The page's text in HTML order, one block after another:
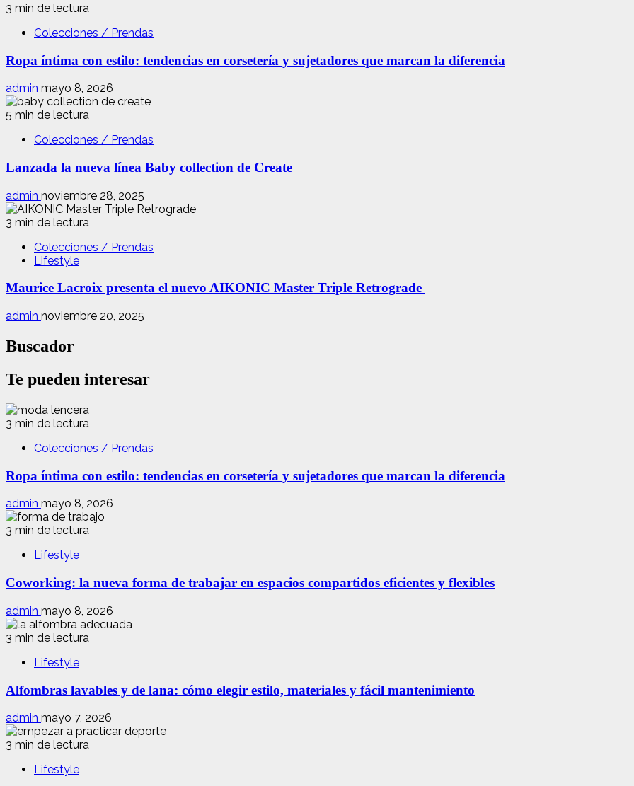
3 min de lectura
Colecciones / Prendas
Ropa íntima con estilo: tendencias en corsetería y sujetadores que marcan la diferencia
admin mayo 8, 2026
5 min de lectura
Colecciones / Prendas
Lanzada la nueva línea Baby collection de Create
admin noviembre 28, 2025
3 min de lectura
Colecciones / Prendas
Lifestyle
Maurice Lacroix presenta el nuevo AIKONIC Master Triple Retrograde
admin noviembre 20, 2025
Buscador
Te pueden interesar
3 min de lectura
Colecciones / Prendas
Ropa íntima con estilo: tendencias en corsetería y sujetadores que marcan la diferencia
admin mayo 8, 2026
3 min de lectura
Lifestyle
Coworking: la nueva forma de trabajar en espacios compartidos eficientes y flexibles
admin mayo 8, 2026
3 min de lectura
Lifestyle
Alfombras lavables y de lana: cómo elegir estilo, materiales y fácil mantenimiento
admin mayo 7, 2026
3 min de lectura
Lifestyle